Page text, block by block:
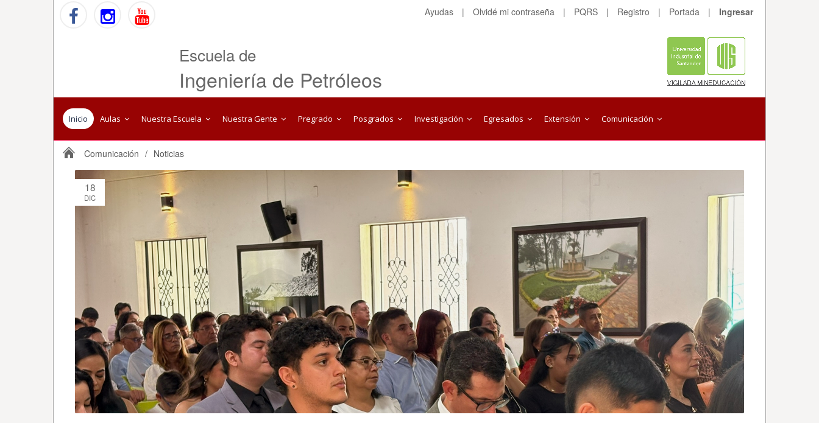
Ayudas | Olvidé mi contraseña | PQRS | Registro | Portada | Ingresar
Escuela de
Ingeniería de Petróleos
Inicio Aulas Nuestra Escuela Nuestra Gente Pregrado Posgrados Investigación Egresados Extensión Comunicación
Comunicación / Noticias